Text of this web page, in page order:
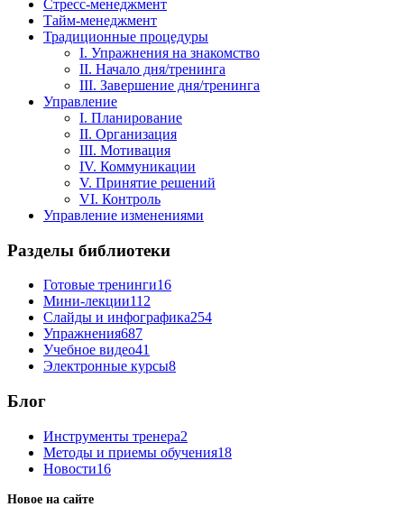
Стресс-менеджмент
Тайм-менеджмент
Традиционные процедуры
I. Упражнения на знакомство
II. Начало дня/тренинга
III. Завершение дня/тренинга
Управление
I. Планирование
II. Организация
III. Мотивация
IV. Коммуникации
V. Принятие решений
VI. Контроль
Управление изменениями
Разделы библиотеки
Готовые тренинги16
Мини-лекции112
Слайды и инфографика254
Упражнения687
Учебное видео41
Электронные курсы8
Блог
Инструменты тренера2
Методы и приемы обучения18
Новости16
Новое на сайте